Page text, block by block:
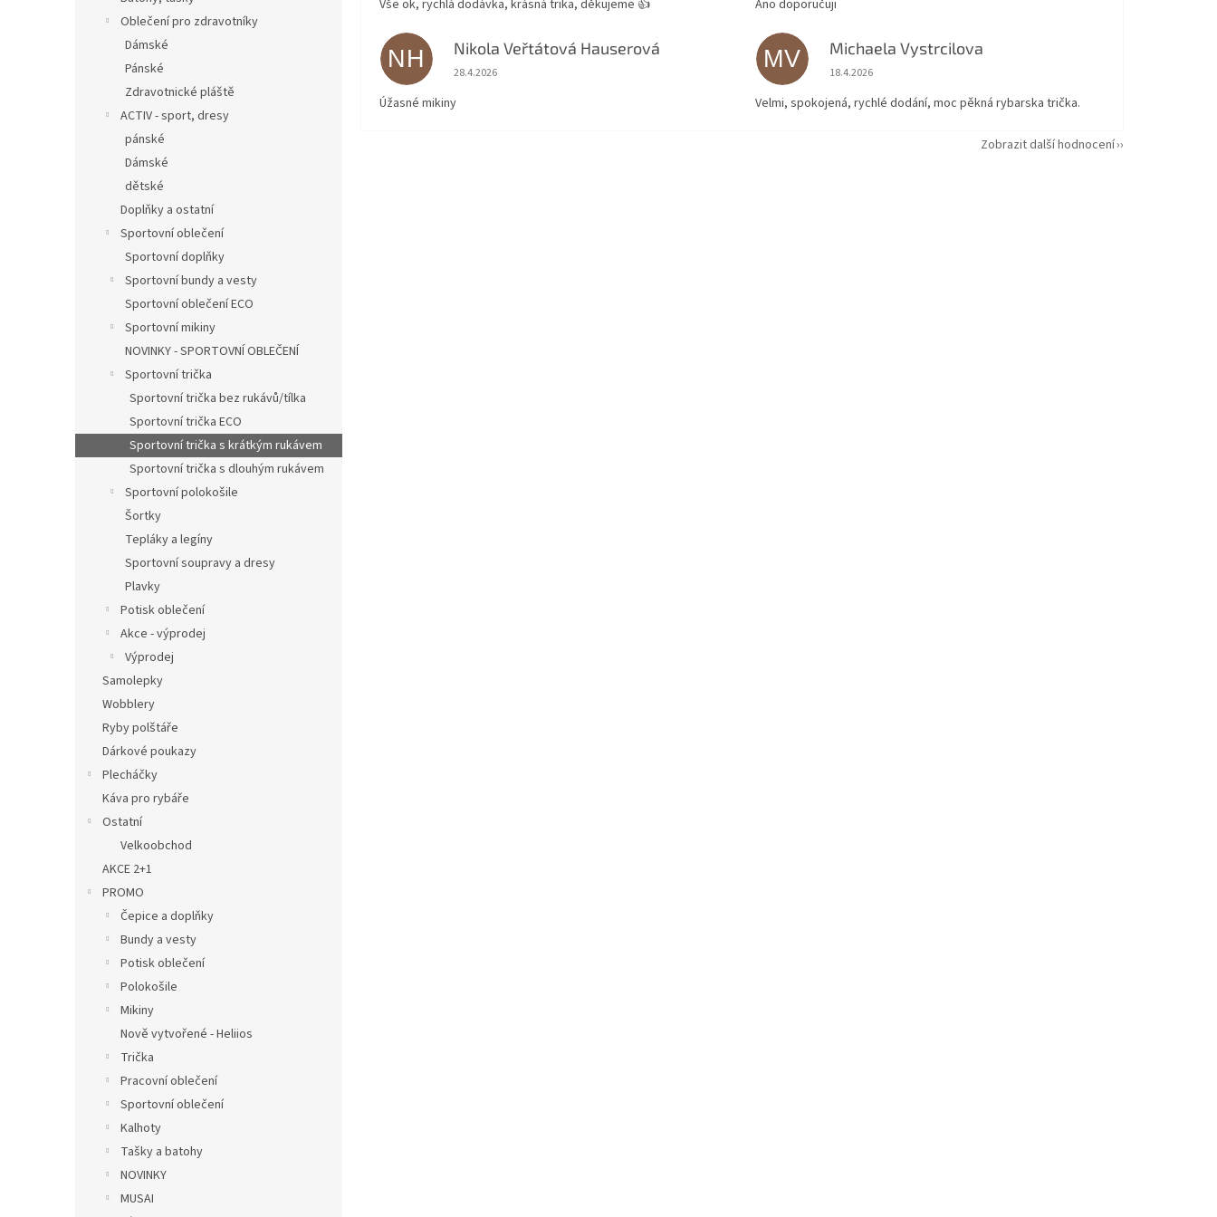
Oblečení pro zdravotníky
Dámské
Pánské
Zdravotnické pláště
ACTIV - sport, dresy
pánské
Dámské
dětské
Doplňky a ostatní
Sportovní oblečení
Sportovní doplňky
Sportovní bundy a vesty
Sportovní oblečení ECO
Sportovní mikiny
NOVINKY - SPORTOVNÍ OBLEČENÍ
Sportovní trička
Sportovní trička bez rukávů/tílka
Sportovní trička ECO
Sportovní trička s krátkým rukávem
Sportovní trička s dlouhým rukávem
Sportovní polokošile
Šortky
Tepláky a legíny
Sportovní soupravy a dresy
Plavky
Potisk oblečení
Akce - výprodej
Výprodej
Samolepky
Wobblery
Ryby polštáře
Dárkové poukazy
Plecháčky
Káva pro rybáře
Ostatní
Velkoobchod
AKCE 2+1
PROMO
Čepice a doplňky
Bundy a vesty
Potisk oblečení
Polokošile
Mikiny
Nově vytvořené - Heliios
Trička
Pracovní oblečení
Sportovní oblečení
Kalhoty
Tašky a batohy
NOVINKY
MUSAI
Vše ok, rychlá dodávka, krásná trika, děkujeme 👍 Ano doporučuji
NH Nikola Veřtátová Hauserová
Hodnocení obchodu je 5 z 5 hvězdiček.
28.4.2026
Úžasné mikiny
MV Michaela Vystrcilova
Hodnocení obchodu je 5 z 5 hvězdiček.
18.4.2026
Velmi, spokojená, rychlé dodání, moc pěkná rybarska trička.
Zobrazit další hodnocení